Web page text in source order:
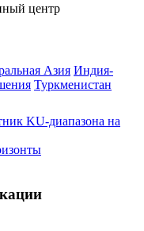
центр
Азия Индия-
Туркменистан
KU-диапазона на